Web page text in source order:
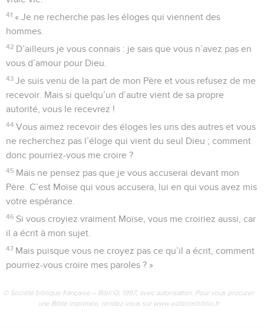
41 « Je ne recherche pas les éloges qui viennent des
hommes.
42 D’ailleurs je vous connais : je sais que vous n’avez pas en
vous d’amour pour Dieu.
43 Je suis venu de la part de mon Père et vous refusez de me
recevoir. Mais si quelqu’un d’autre vient de sa propre
autorité, vous le recevrez !
44 Vous aimez recevoir des éloges les uns des autres et vous
ne recherchez pas l’éloge qui vient du seul Dieu ; comment
donc pourriez-vous me croire ?
45 Mais ne pensez pas que je vous accuserai devant mon
Père. C’est Moïse qui vous accusera, lui en qui vous avez mis
votre espérance.
46 Si vous croyiez vraiment Moïse, vous me croiriez aussi, car
il a écrit à mon sujet.
47 Mais puisque vous ne croyez pas ce qu’il a écrit, comment
pourriez-vous croire mes paroles ? »
© Société biblique française – Bibli’O, 1997, avec autorisation. Pour vous procurer
une Bible imprimée, rendez-vous sur www.editionsbiblio.fr